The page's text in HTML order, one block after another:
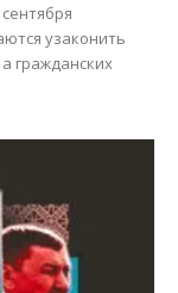
узаконить
гражданских